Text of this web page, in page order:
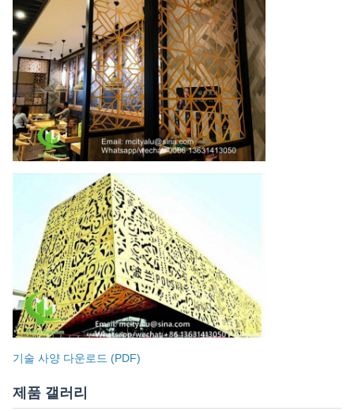
기술 사양 다운로드 (PDF)
제품 갤러리